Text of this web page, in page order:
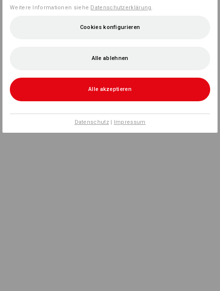
Weitere Informationen siehe Datenschutzerklärung
Cookies konfigurieren
Alle ablehnen
Alle akzeptieren
Datenschutz| Impressum